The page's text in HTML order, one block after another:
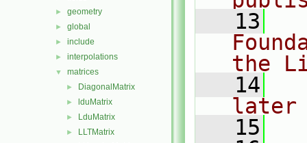
► geometry
► global
► include
► interpolations
▼ matrices
► DiagonalMatrix
► lduMatrix
► LduMatrix
► LLTMatrix
   13
the
   14
later
   15